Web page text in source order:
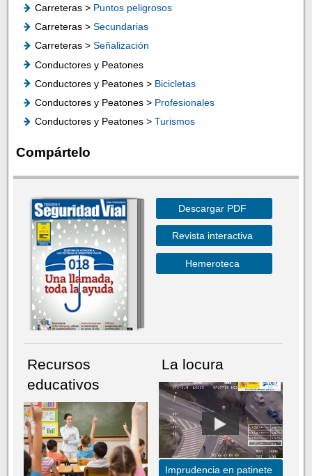
Carreteras > Puntos peligrosos
Carreteras > Secundarias
Carreteras > Señalización
Conductores y Peatones
Conductores y Peatones > Bicicletas
Conductores y Peatones > Profesionales
Conductores y Peatones > Turismos
Compártelo
Descargar PDF
Revista interactiva
Hemeroteca
Recursos
educativos
La locura
Imprudencia en patinete